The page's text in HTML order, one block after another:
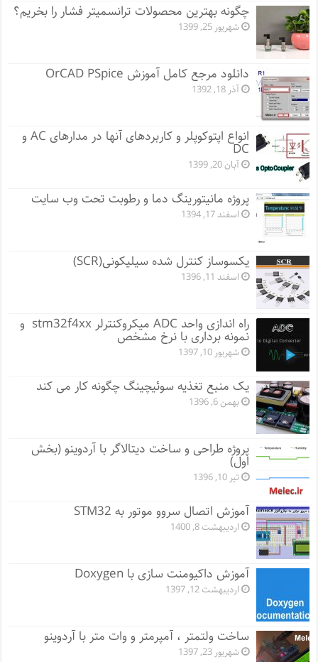
چگونه بهترین محصولات ترانسمیتر فشار را بخریم؟
شهریور 25, 1399
دانلود مرجع کامل آموزش OrCAD PSpice
آذر 18, 1392
انواع اپتوکوپلر و کاربردهای آنها در مدارهای AC و
DC
آبان 20, 1399
پروژه مانيتورينگ دما و رطوبت تحت وب سایت
اسفند 17, 1394
یکسوساز کنترل شده سیلیکونی(SCR)
اسفند 11, 1396
راه اندازی واحد ADC میکروکنترلر stm32f4xx و
نمونه برداری با نرخ مشخص
شهریور 10, 1397
یک منبع تغذیه سوئیچینگ چگونه کار می کند
بهمن 6, 1396
پروژه طراحی و ساخت دیتالاگر با آردوینو (بخش
اول)
تیر 10, 1396
آموزش اتصال سروو موتور به STM32
اردیبهشت 8, 1400
آموزش داکیومنت سازی با Doxygen
اردیبهشت 12, 1397
ساخت ولتمتر ، آمپرمتر و وات متر با آردوینو
شهریور 23, 1397